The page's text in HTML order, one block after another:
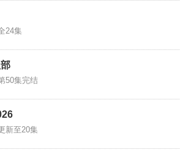
24集
50集完结
新至20集